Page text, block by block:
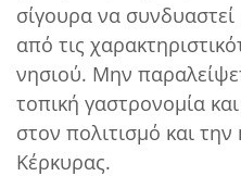
σίγουρα να
από τις
νησιού. Μην
τοπική γαστρονομία
στον πολιτισμό και
Κέρκυρας.